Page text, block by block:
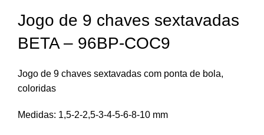
Jogo de 9 chaves sextavadas
BETA – 96BP-COC9
Jogo de 9 chaves sextavadas com ponta de bola,
coloridas
Medidas: 1,5-2-2,5-3-4-5-6-8-10 mm